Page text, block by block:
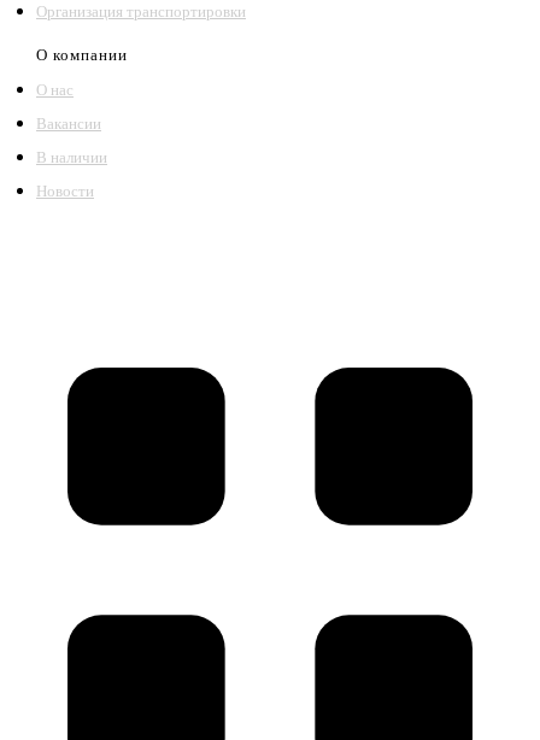
Организация транспортировки
О компании
О нас
Вакансии
В наличии
Новости